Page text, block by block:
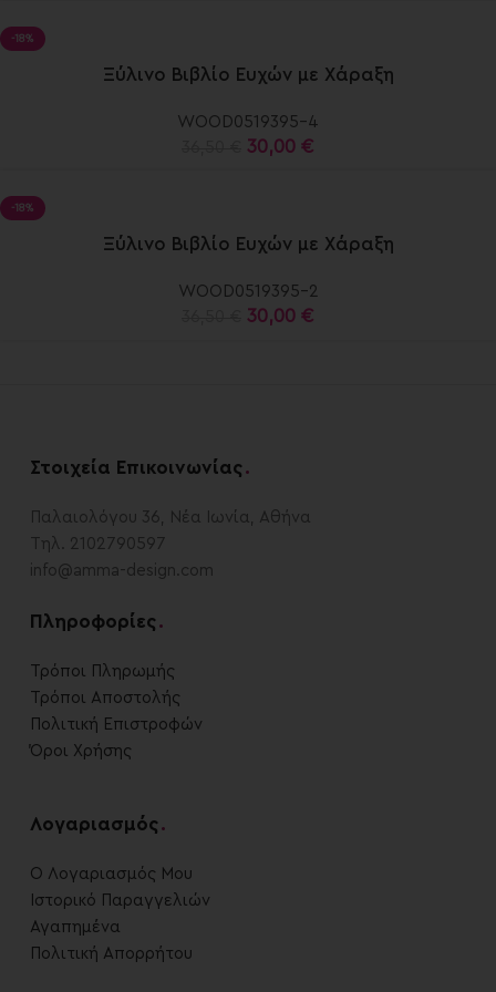
-18%
Ξύλινο Βιβλίο Ευχών με Χάραξη
WOOD0519395-4
30,00 €
-18%
Ξύλινο Βιβλίο Ευχών με Χάραξη
WOOD0519395-2
30,00 €
Στοιχεία Επικοινωνίας .
Παλαιολόγου 36, Νέα Ιωνία, Αθήνα
Τηλ. 2102790597
info@amma-design.com
Πληροφορίες .
Τρόποι Πληρωμής
Τρόποι Αποστολής
Πολιτική Επιστροφών
Όροι Χρήσης
Λογαριασμός .
Ο Λογαριασμός Μου
Ιστορικό Παραγγελιών
Αγαπημένα
Πολιτική Απορρήτου